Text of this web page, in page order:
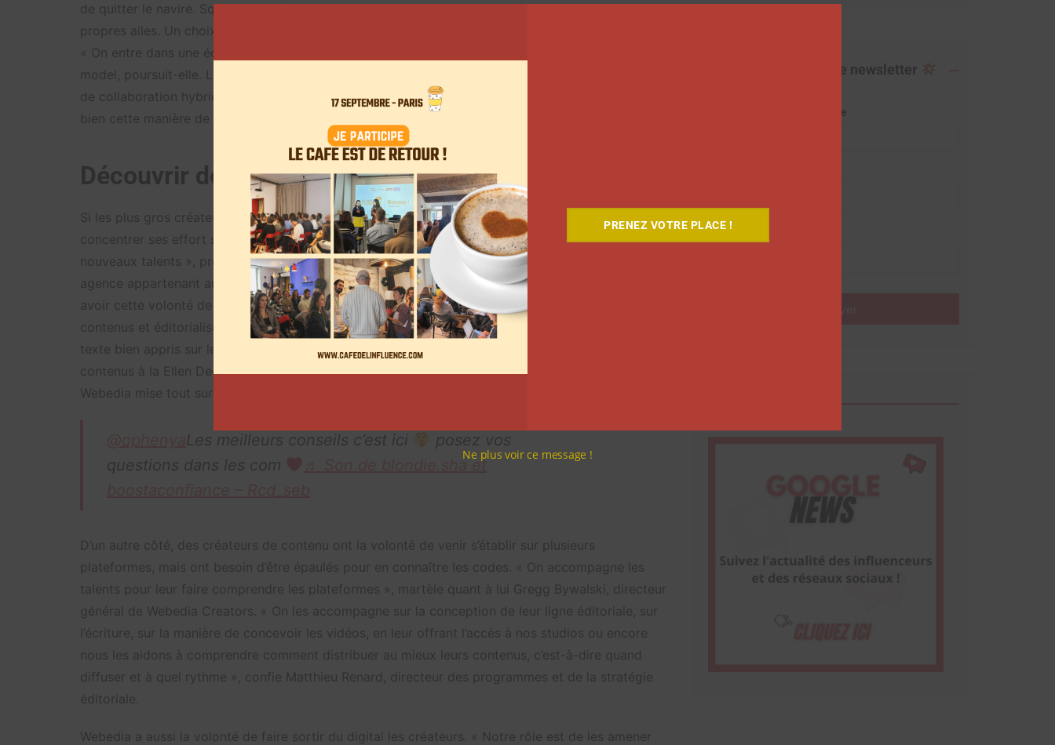
de quitter le navire. Squeezie, Mcfly et Carlito ou encoreMichouvolent désormais de leurs
propres ailes. Un choix qui n’étonne pas si l’on en croit Michèle Benzeno, car les désirs évoluent.
« On entre dans une économie de format. La priorité pour nos talents est de trouver un business
model, poursuit-elle. Les influenceurs ont soif de liberté. On leur propose désormais des modèles
de collaboration hybrides ». Les exemples cités précédemment avec Domingo et Jamy illustrent
bien cette manière de travailler.
Découvrir de nouveaux talents et les accompagner
Si les plus gros créateurs de contenu sont facilement identifiables,Webedia
veut également
concentrer ses effort sur la découverte des profils émergents. « L’enjeu clé est de découvrir de
nouveaux talents », précise très clairement Raphaël Demnard, General Manager chez Sampleo, une
agence appartenant au groupe. Petits comme plus gros talents, les équipes en interne semblent
avoir cette volonté de les faire évoluer. D’un côté, Webedia les aide à mieux commercialiser leurs
contenus et éditorialiser leur profil.La TikTokeuseOphenya est montée sur scène pour réciter un
texte bien appris sur le lien si précieux noué avec sa communauté et son envie de créer des
contenus à la Ellen Degeneres. A-t-elle trouvé cette comparaison seule, tout en sachant que
Webedia mise tout sur le live?
Les meilleurs conseils c’est ici
posez vos
questions dans les com
♬ Son de blondie.sha et
D’un autre côté, des créateurs de contenu ont la volonté de venir s’établir sur plusieurs
plateformes, mais ont besoin d’être épaulés pour en connaître les codes. « On accompagne les
talents pour leur faire comprendre les plateformes », martèle quant à lui Gregg Bywalski, directeur
général de Webedia Creators. « On les accompagne sur la conception de leur ligne éditoriale, sur
l’écriture, sur la manière de concevoir les vidéos, en leur offrant l’accès à nos studios ou encore
nous les aidons à comprendre comment distribuer au mieux leurs contenus, c’est-à-dire quand
diffuser et à quel rythme », confie Matthieu Renard, directeur des programmes et de la stratégie
éditoriale.
Webedia a aussi la volonté de faire sortir du digital les créateurs. « Notre rôle est de les amener
Abonnez-vous à notre newsletter
Adresse de messagerie
module
PRENEZ VOTRE PLACE !
Ne plus voir ce message !